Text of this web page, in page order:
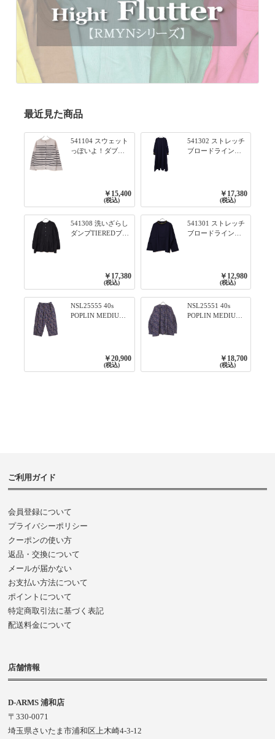
最近見た商品
541104 スウェット
っぽいよ！ダブル
プルオーバー 101オ
フベージュ×ネイビ
￥15,400
(税込)
541302 ストレッチ
ブロードライン入
ワンピース 79ネイ
￥17,380
(税込)
541308 洗いざらし
ダンプTIEREDブシ
￥17,380
(税込)
541301 ストレッチ
ブロードライン入
リブプルオーバー
79ネイビー
￥12,980
(税込)
NSL25555 40s
POPLIN MEDIUM
￥20,900
(税込)
NSL25551 40s
POPLIN MEDIUM
3800NAVY BASE
￥18,700
(税込)
ご利用ガイド
会員登録について
プライバシーポリシー
クーポンの使い方
返品・交換について
メールが届かない
お支払い方法について
ポイントについて
特定商取引法に基づく表記
配送料金について
店舗情報
D-ARMS 浦和店
〒330-0071
埼玉県さいたま市浦和区上木崎4-3-12